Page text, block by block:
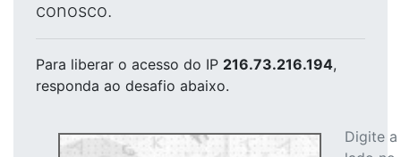
conosco.
Para liberar o acesso do IP 216.73.216.194,
responda ao desafio abaixo.
Digite